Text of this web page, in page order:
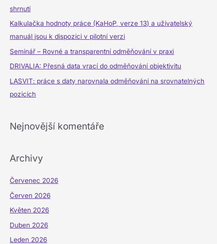
r
o
:
shrnutí
Kalkulačka hodnoty práce (KaHoP, verze 13) a uživatelský
manuál jsou k dispozici v pilotní verzi
Seminář – Rovné a transparentní odměňování v praxi
DRIVALIA: Přesná data vrací do odměňování objektivitu
LASVIT: práce s daty narovnala odměňování na srovnatelných
pozicích
Nejnovější komentáře
Archivy
Červenec 2026
Červen 2026
Květen 2026
Duben 2026
Leden 2026